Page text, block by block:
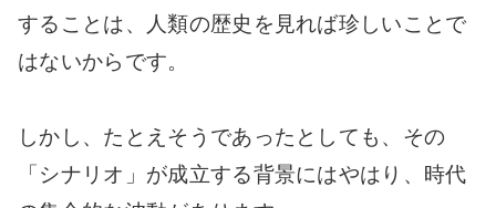
することは、人類の歴史を見れば珍しいことで
はないからです。
しかし、たとえそうであったとしても、その
「シナリオ」が成立する背景にはやはり、時代